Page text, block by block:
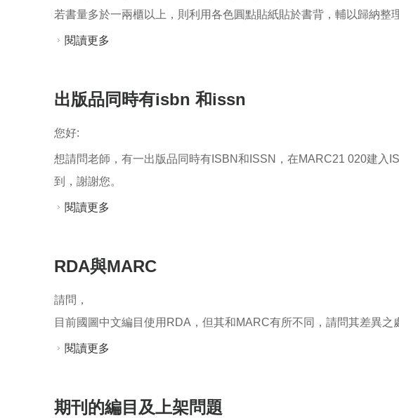
若書量多於一兩櫃以上，則利用各色圓點貼紙貼於書背，輔以歸納整
閱讀更多
出版品同時有isbn 和issn
您好:
想請問老師，有一出版品同時有ISBN和ISSN，在MARC21 020建入
到，謝謝您。
閱讀更多
RDA與MARC
請問，
目前國圖中文編目使用RDA，但其和MARC有所不同，請問其差異之
閱讀更多
期刊的編目及上架問題